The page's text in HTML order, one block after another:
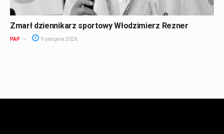
Zmarł dziennikarz sportowy Włodzimierz Rezner
PAP 9 sierpnia 2026